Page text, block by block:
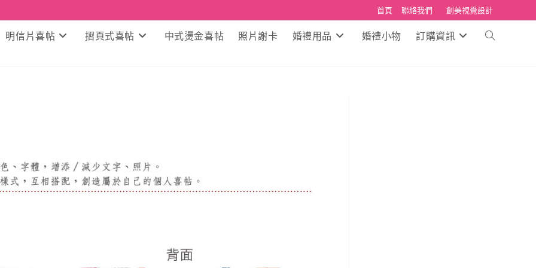
首頁 聯絡我們 創美視覺設計
明信片喜帖 摺頁式喜帖 中式燙金喜帖 照片謝卡 婚禮用品 婚禮小物 訂購資訊 Toggle